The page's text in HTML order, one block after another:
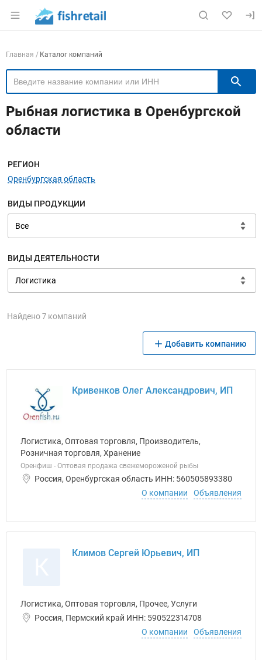
Раздел навигации по сайту fishretail.ru
Навигация по компаниям
Главная Каталог компаний
Рыбная логистика в Оренбургской
области
Меню навигации
РЕГИОН
Оренбургская область
ВИДЫ ПРОДУКЦИИ
ВИДЫ ДЕЯТЕЛЬНОСТИ
Найдено 7 компаний
Добавить компанию
Кривенков Олег Александрович, ИП
Логистика, Оптовая торговля, Производитель,
Розничная торговля, Хранение
Оренфиш - Оптовая продажа свежемороженой рыбы
Россия, Оренбургская область ИНН: 560505893380
О компании
Объявления
Климов Сергей Юрьевич, ИП
Логистика, Оптовая торговля, Прочее, Услуги
Россия, Пермский край ИНН: 590522314708
О компании
Объявления